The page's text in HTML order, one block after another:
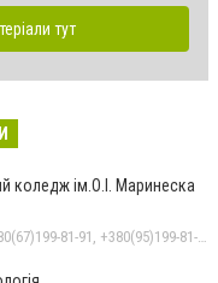
тут
коледж ім.О.І. Маринеска